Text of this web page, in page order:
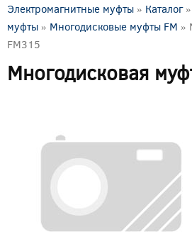
Электромагнитные муфты » Каталог»
муфты » Многодисковые муфты FM »
FM315
Многодисковая